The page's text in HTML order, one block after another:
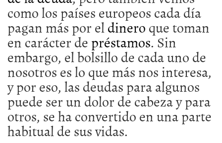
como los países europeos cada día
pagan más por eldineroque toman
en carácter depréstamos. Sin
embargo, el bolsillo de cada uno de
nosotros es lo que más nos interesa,
y por eso, las deudas para algunos
puede ser un dolor de cabeza y para
otros, se ha convertido en una parte
habitual de sus vidas.